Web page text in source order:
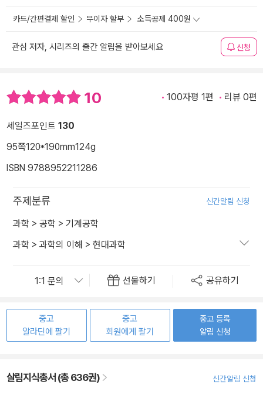
카드/간편결제 할인 무이자 할부 소득공제 400원
관심 저자, 시리즈의 출간 알림을 받아보세요 신청
10 100자평 1편 리뷰 0편
세일즈포인트 130
95쪽120*190mm124g
ISBN 9788952211286
주제분류 신간알림 신청
과학 > 공학 > 기계공학
과학 > 과학의 이해 > 현대과학
선물하기 공유하기
중고
알라딘에 팔기
중고
회원에게 팔기
중고 등록
알림 신청
살림지식총서 (총 636권) 신간알림 신청